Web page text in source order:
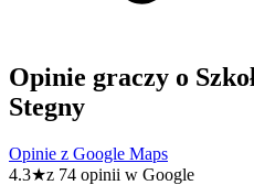
Opinie graczy o
Stegny
Opinie z Google Maps
4.3★z 74 opinii w Google